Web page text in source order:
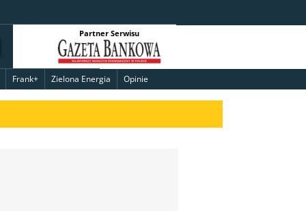
Partner Serwisu
Frank+ Zielona Energia Opinie